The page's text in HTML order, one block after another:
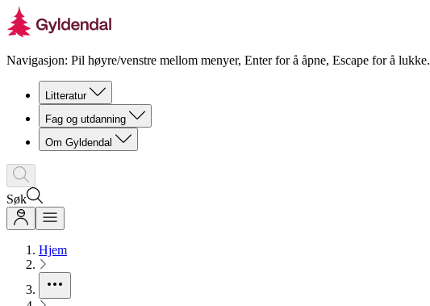
Navigasjon: Pil høyre/venstre mellom menyer, Enter for å åpne, Escape for å lukke.
Litteratur
Fag og utdanning
Om Gyldendal
Søk
Hjem